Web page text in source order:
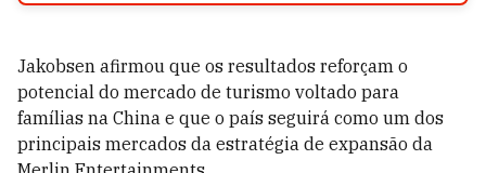
Jakobsen afirmou que os resultados reforçam o
potencial do mercado de turismo voltado para
famílias na China e que o país seguirá como um dos
principais mercados da estratégia de expansão da